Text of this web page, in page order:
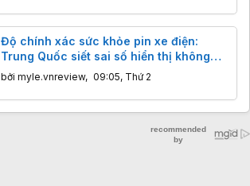
Độ chính xác sức khỏe pin xe điện:
Trung Quốc siết sai số hiển thị không
quá 5%
bởi myle.vnreview, 09:05, Thứ 2